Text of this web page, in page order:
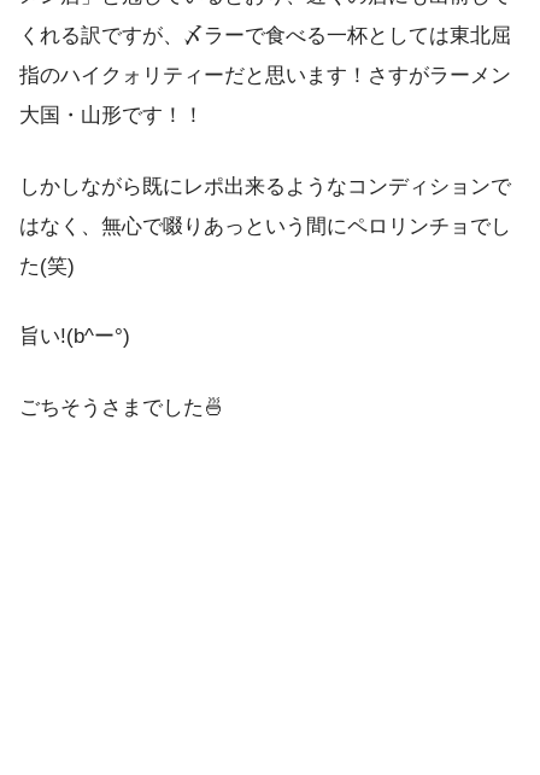
くれる訳ですが、〆ラーで食べる一杯としては東北屈
指のハイクォリティーだと思います！さすがラーメン
大国・山形です！！
しかしながら既にレポ出来るようなコンディションで
はなく、無心で啜りあっという間にペロリンチョでし
た(笑)
旨い!(b^ー°)
ごちそうさまでした🍜